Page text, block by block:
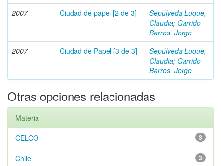
2007
Ciudad de papel [2 de 3]
Sepúlveda Luque,
Claudia; Garrido
Barros, Jorge
2007
Ciudad de Papel [3 de 3]
Sepúlveda Luque,
Claudia; Garrido
Barros, Jorge
Otras opciones relacionadas
Materia
3
CELCO
3
Chile